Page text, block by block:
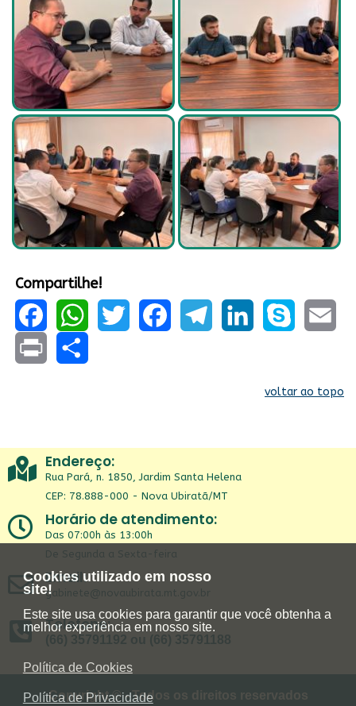
Cookies utilizado em nosso
site!
Este site usa cookies para garantir que você obtenha a
melhor experiência em nosso site.
Política de Cookies
Política de Privacidade
Compartilhe!
FacebookWhatsApp
voltar ao topo
Endereço:
Rua Pará, n. 1850, Jardim Santa Helena
CEP: 78.888-000 - Nova Ubiratã/MT
Horário de atendimento:
Das 07:00h às 13:00h
De Segunda a Sexta-feira
Email:
gabinete@novaubirata.mt.gov.br
Telefone:
(66) 35791192 ou (66) 35791188
Copyright © - Todos os direitos reservados